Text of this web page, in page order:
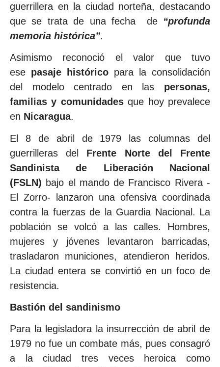
guerrillera en la ciudad norteña, destacando
que se trata de una fecha de “profunda
memoria histórica”.
Asimismo reconoció el valor que tuvo
ese pasaje histórico para la consolidación
del modelo centrado en las personas,
familias y comunidadesque hoy prevalece
en Nicaragua.
El 8 de abril de 1979 las columnas del
guerrilleras del Frente Norte del Frente
Sandinista de Liberación Nacional
(FSLN) bajo el mando de Francisco Rivera -
El Zorro- lanzaron una ofensiva coordinada
contra la fuerzas de la Guardia Nacional. La
población se volcó a las calles. Hombres,
mujeres y jóvenes levantaron barricadas,
trasladaron municiones, atendieron heridos.
La ciudad entera se convirtió en un foco de
resistencia.
Bastión del sandinismo
Para la legisladora la insurrección de abril de
1979 no fue un combate más, pues consagró
a la ciudad tres veces heroica como